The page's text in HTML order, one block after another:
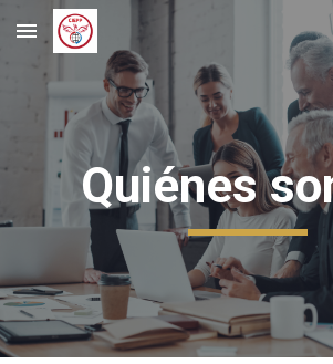
Skip to main content
Quiénes
¯¯¯¯